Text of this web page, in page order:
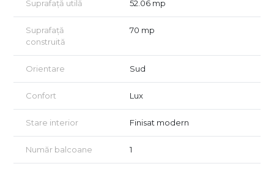
Vino in ansamblul nostru, programeaza acum o vizionare.
Suprafață utilă 52.06 mp
Suprafață
construită
70 mp
Orientare Sud
Confort Lux
Stare interior Finisat modern
Număr balcoane 1